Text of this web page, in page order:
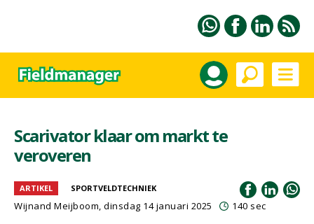
Scarivator klaar om markt te
veroveren
ARTIKEL SPORTVELDTECHNIEK
Wijnand Meijboom, dinsdag 14 januari 2025 140 sec